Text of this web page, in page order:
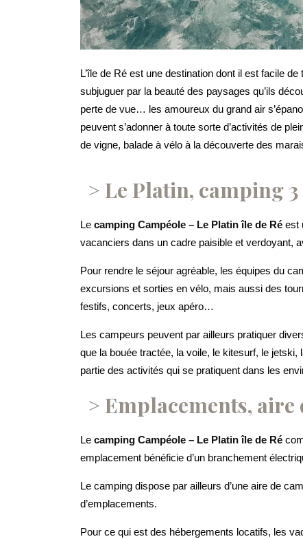
L’île de Ré est une destination dont il est facile
subjuguer par la beauté des paysages qu’ils
perte de vue… les amoureux du grand air
peuvent s’adonner à toute sorte d’activités de
de vigne, balade à vélo à la découverte des
Le Platin, camping
Le camping Campéole – Le Platin île de Ré est
vacanciers dans un cadre paisible et verdoyant,
Pour rendre le séjour agréable, les équipes du
excursions et sorties en vélo, mais aussi des
festifs, concerts, jeux apéro…
Les campeurs peuvent par ailleurs pratiquer
que la bouée tractée, la voile, le kitesurf, le
partie des activités qui se pratiquent dans les
Emplacements,
Le camping Campéole – Le Platin île de Ré
emplacement bénéficie d’un branchement
Le camping dispose par ailleurs d’une aire de
d’emplacements.
Pour ce qui est des hébergements locatifs, les